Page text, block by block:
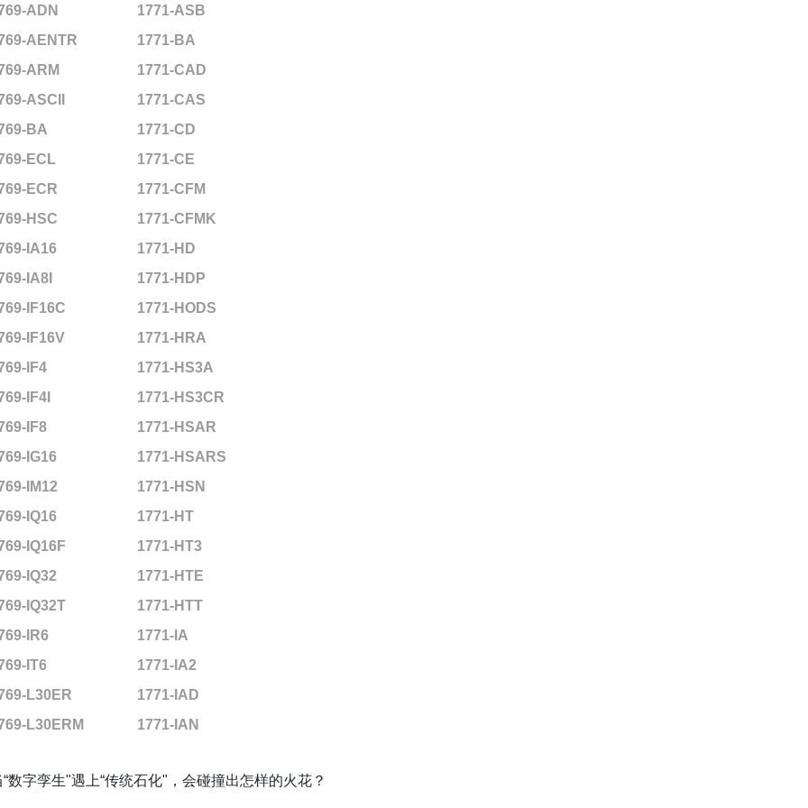
ADN
1771-ASB
AENTR
1771-BA
ARM
1771-CAD
ASCII
1771-CAS
BA
1771-CD
ECL
1771-CE
ECR
1771-CFM
HSC
1771-CFMK
IA16
1771-HD
IA8I
1771-HDP
IF16C
1771-HODS
IF16V
1771-HRA
IF4
1771-HS3A
IF4I
1771-HS3CR
IF8
1771-HSAR
IG16
1771-HSARS
IM12
1771-HSN
IQ16
1771-HT
IQ16F
1771-HT3
IQ32
1771-HTE
IQ32T
1771-HTT
IR6
1771-IA
IT6
1771-IA2
L30ER
1771-IAD
L30ERM
1771-IAN
“数字孪生"遇上“传统石化"，会碰撞出怎样的火花？